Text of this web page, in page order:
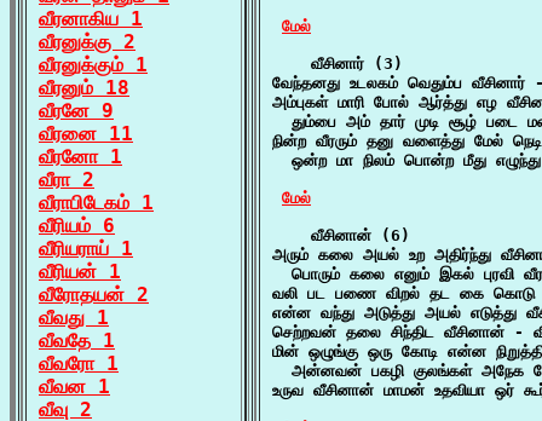
வீரனாகிய 1
வீரனுக்கு 2
வீரனுக்கும் 1
வீரனும் 18
வீரனே 9
வீரனை 11
வீரனோ 1
வீரா 2
வீராபிடேகம் 1
வீரியம் 6
வீரியராய் 1
வீரியன் 1
வீரோதயன் 2
வீவது 1
வீவதே 1
வீவரோ 1
வீவன 1
வீவு 2
மேல்
    வீசினார் (3)
வேந்தனது உடலகம் வெதும்ப வீசினார்
அம்புகள் மாரி போல் ஆர்த்து எழ
தும்பை அம் தார் முடி சூழ் படை
நின்ற வீரரும் தனு வளைத்து மேல்
ஒன்ற மா நிலம் பொன்ற மீது
மேல்
    வீசினான் (6)
அரும் கலை அயல் உற அதிர்ந்து
பொரும் கலை எனும் இகல் புரவி
வலி பட பணை விறல் தட கை கொடு
என்ன வந்து அடுத்து அயல் எடுத்து
செற்றவன் தலை சிந்திட வீசினான் -
மின் ஒழுங்கு ஒரு கோடி என்ன
அன்னவன் பகழி குலங்கள் அநேக
உருவ வீசினான் மாமன் உதவியா ஒர்